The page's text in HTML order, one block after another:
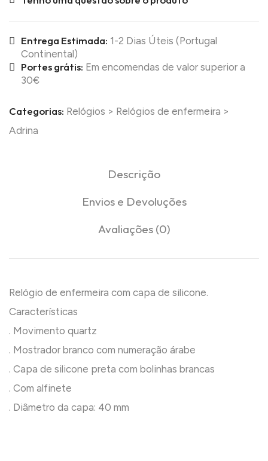
Entrega Estimada: 1-2 Dias Úteis (Portugal
Continental)
Portes grátis: Em encomendas de valor superior a
30€
Categorias: Relógios > Relógios de enfermeira >
Adrina
Descrição
Envios e Devoluções
Avaliações (0)
Relógio de enfermeira com capa de silicone.
Características
. Movimento quartz
. Mostrador branco com numeração árabe
. Capa de silicone preta com bolinhas brancas
. Com alfinete
. Diâmetro da capa: 40 mm